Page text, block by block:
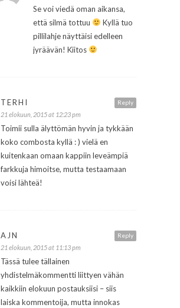
Se voi viedä oman aikansa,
että silmä tottuu
Kyllä tuo
pillilahje näyttäisi edelleen
jyräävän! Kiitos
Reply
TERHI
21 elokuun, 2015 at 12:23 pm
Toimii sulla älyttömän hyvin ja tykkään
koko combosta kyllä : ) vielä en
kuitenkaan omaan kappiin leveämpiä
farkkuja himoitse, mutta testaamaan
voisi lähteä!
Reply
AJN
21 elokuun, 2015 at 11:13 pm
Tässä tulee tällainen
yhdistelmäkommentti liittyen vähän
kaikkiin elokuun postauksiisi – siis
laiska kommentoija, mutta innokas